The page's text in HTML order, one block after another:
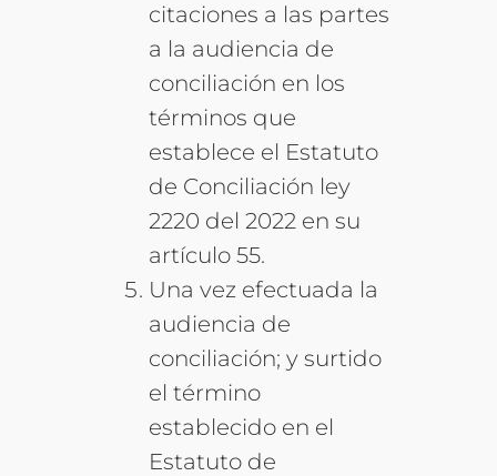
citaciones a las partes
a la audiencia de
conciliación en los
términos que
establece el Estatuto
de Conciliación ley
2220 del 2022 en su
artículo 55.
Una vez efectuada la
audiencia de
conciliación; y surtido
el término
establecido en el
Estatuto de